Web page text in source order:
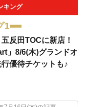
キング
1
五反田TOCに新店！
」8/6(木)グランドオ
優待チケットも♪